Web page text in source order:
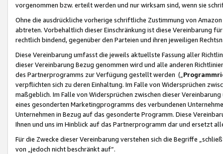
vorgenommen bzw. erteilt werden und nur wirksam sind, wenn sie
Ohne die ausdrückliche vorherige schriftliche Zustimmung von
abtreten. Vorbehaltlich dieser Einschränkung ist diese Vereinbarung
rechtlich bindend, gegenüber den Parteien und ihren jeweiligen
Diese Vereinbarung umfasst die jeweils aktuellste Fassung aller
dieser Vereinbarung Bezug genommen wird und alle anderen
des Partnerprogramms zur Verfügung gestellt werden („
verpflichten sich zu deren Einhaltung. Im Falle von Widersprüchen
maßgeblich. Im Falle von Widersprüchen zwischen dieser
eines gesonderten Marketingprogramms des verbundenen
Unternehmen in Bezug auf das gesonderte Programm. Diese
Ihnen und uns im Hinblick auf das Partnerprogramm dar und ersetzt
Für die Zwecke dieser Vereinbarung verstehen sich die Begriffe
von „jedoch nicht beschränkt auf“.